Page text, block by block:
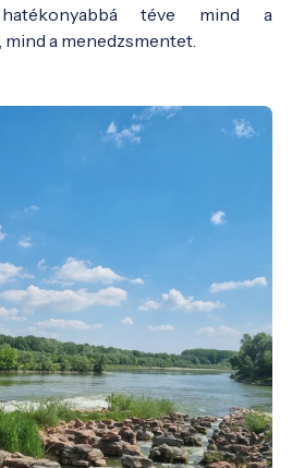
téve mind a
a menedzsmentet.